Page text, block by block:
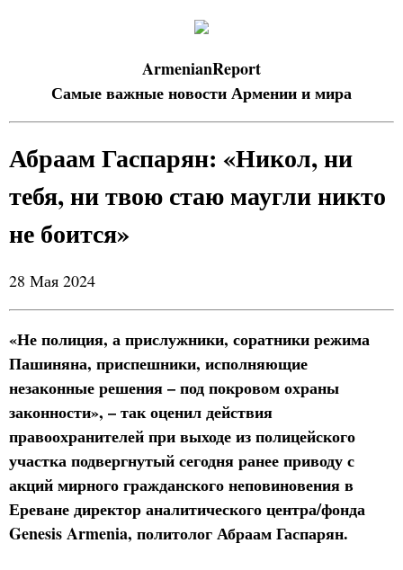
ArmenianReport
Самые важные новости Армении и мира
Абраам Гаспарян: «Никол, ни
тебя, ни твою стаю маугли никто
не боится»
28 Мая 2024
«Не полиция, а прислужники, соратники режима
Пашиняна, приспешники, исполняющие
незаконные решения – под покровом охраны
законности», – так оценил действия
правоохранителей при выходе из полицейского
участка подвергнутый сегодня ранее приводу с
акций мирного гражданского неповиновения в
Ереване директор аналитического центра/фонда
Genesis Armenia, политолог Абраам Гаспарян.